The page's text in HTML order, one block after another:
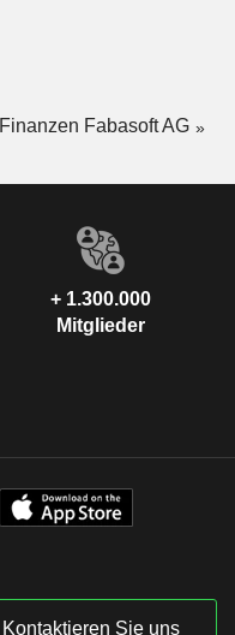
Finanzen Fabasoft AG
+ 1.300.000
Mitglieder
Kontaktieren Sie uns